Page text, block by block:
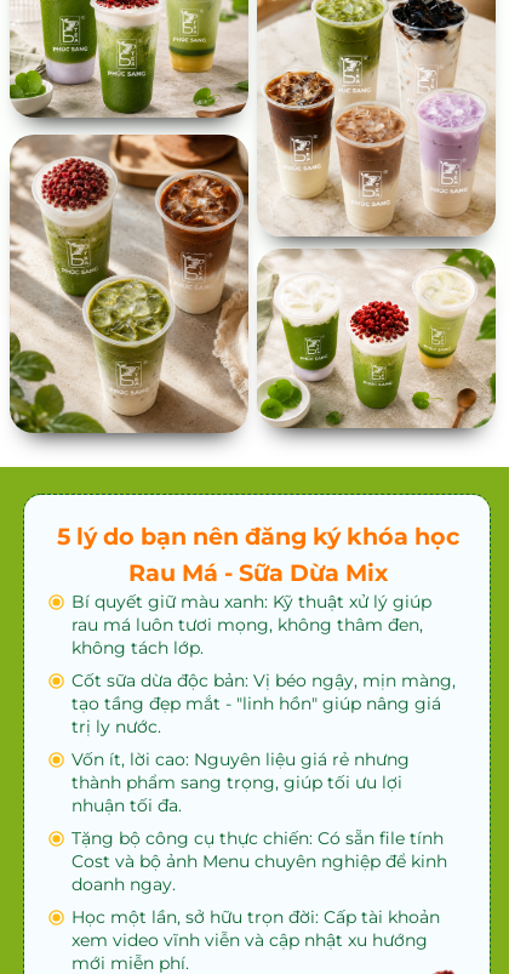
5 lý do bạn nên đăng ký khóa học
Rau Má - Sữa Dừa Mix
Bí quyết giữ màu xanh: Kỹ thuật xử lý giúp
rau má luôn tươi mọng, không thâm đen,
không tách lớp.
Cốt sữa dừa độc bản: Vị béo ngậy, mịn màng,
tạo tầng đẹp mắt - "linh hồn" giúp nâng giá
trị ly nước.
Vốn ít, lời cao: Nguyên liệu giá rẻ nhưng
thành phẩm sang trọng, giúp tối ưu lợi
nhuận tối đa.
Tặng bộ công cụ thực chiến: Có sẵn file tính
Cost và bộ ảnh Menu chuyên nghiệp để kinh
doanh ngay.
Học một lần, sở hữu trọn đời: Cấp tài khoản
xem video vĩnh viễn và cập nhật xu hướng
mới miễn phí.